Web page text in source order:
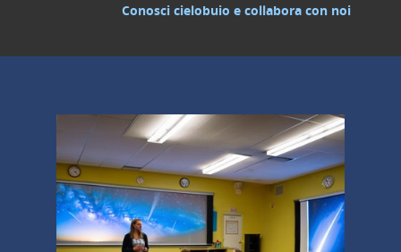
Conosci cielobuio e collabora con noi